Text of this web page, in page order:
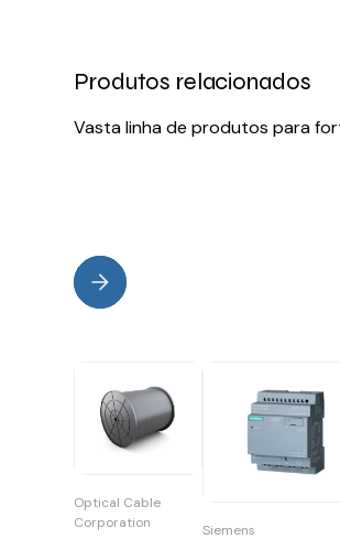
Produtos relacionados
Vasta linha de produtos para
Optical Cable
Corporation
Siemens